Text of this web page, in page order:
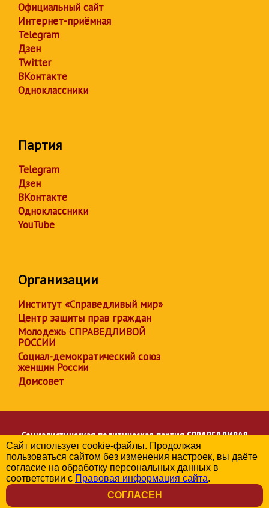
Официальный сайт
Интернет-приёмная
Telegram
Дзен
Twitter
ВКонтакте
Одноклассники
Партия
Telegram
Дзен
ВКонтакте
Одноклассники
YouTube
Организации
Институт «Справедливый мир»
Центр защиты прав граждан
Молодежь СПРАВЕДЛИВОЙ
РОССИИ
Социал-демократический союз
женщин России
Домсовет
Социалистическая политическая партияСПРАВЕДЛИВАЯ
РОССИЯ
Региональное отделение партии в Камчатском крае
© 2006-2026
Политика в отношении обработки персональных данных
Сайт использует cookie-файлы. Продолжая
пользоваться сайтом без изменения настроек, вы даёте
согласие на обработку персональных данных в
соответствии с Правовая информация сайта.
СОГЛАСЕН